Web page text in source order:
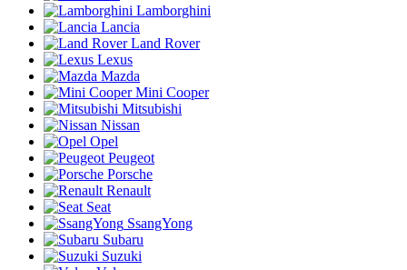
Lamborghini
Lancia
Land Rover
Lexus
Mazda
Mini Cooper
Mitsubishi
Nissan
Opel
Peugeot
Porsche
Renault
Seat
SsangYong
Subaru
Suzuki